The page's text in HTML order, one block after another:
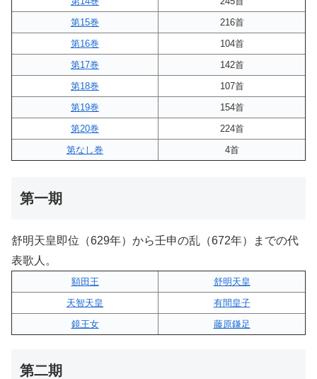
第15巻
216首
第16巻
104首
第17巻
142首
第18巻
107首
第19巻
154首
第20巻
224首
第なし巻
4首
第一期
舒明天皇即位（629年）から壬申の乱（672年）までの代
表歌人。
額田王
舒明天皇
天智天皇
有間皇子
鏡王女
藤原鎌足
第二期